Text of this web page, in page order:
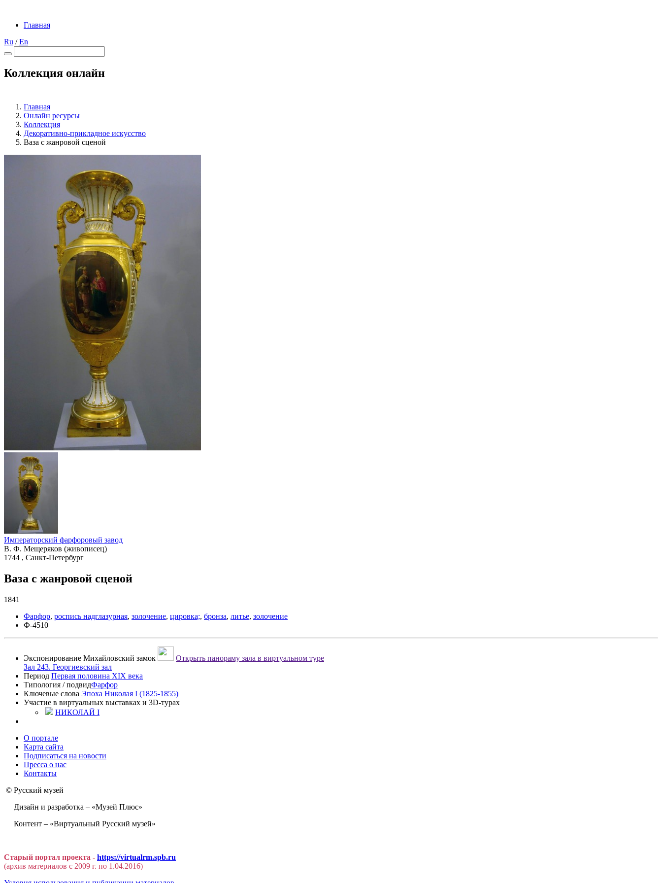
Главная
Ru /En
Коллекция онлайн
Главная
Онлайн ресурсы
Коллекция
Декоративно-прикладное искусство
Ваза с жанровой сценой
Императорский фарфоровый завод
В. Ф. Мещеряков (живописец)
1744 , Санкт-Петербург
Ваза с жанровой сценой
1841
Фарфор, роспись надглазурная, золочение, цировка;, бронза, литье, золочение
Ф-4510
Экспонирование Михайловский замок
Открыть панораму зала в виртуальном туре
Зал 243. Георгиевский зал
Период Первая половина XIX века
Типология / подвидФарфор
Ключевые слова Эпоха Николая I (1825-1855)
Участие в виртуальных выставках и 3D-турах
НИКОЛАЙ I
О портале
Карта сайта
Подписаться на новости
Пресса о нас
Контакты
© Русский музей
Дизайн и разработка – «Музей Плюс»
Контент – «Виртуальный Русский музей»
Старый портал проекта - https://virtualrm.spb.ru
(архив материалов с 2009 г. по 1.04.2016)